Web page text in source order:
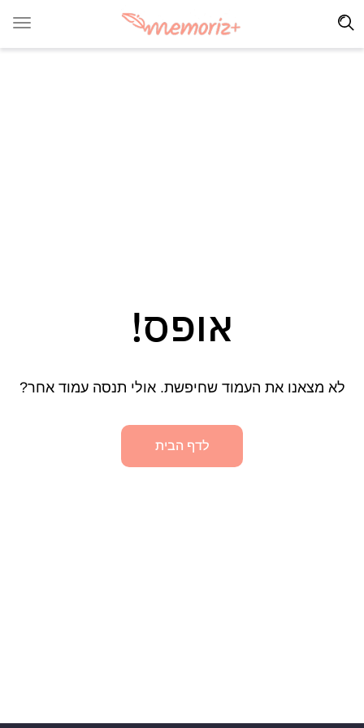
אופס!
לא מצאנו את העמוד שחיפשת. אולי תנסה עמוד אחר?
לדף הבית